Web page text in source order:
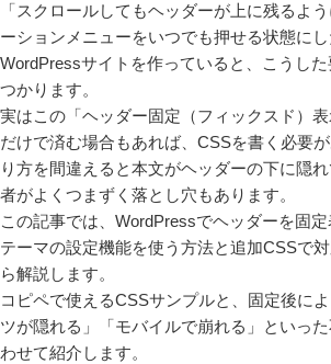
「スクロールしてもヘッダーが上に残るよ
ーションメニューをいつでも押せる状態に
WordPressサイトを作っていると、こうし
つかります。
実はこの「ヘッダー固定（フィックスド）
だけで済む場合もあれば、CSSを書く必要
り方を間違えると本文がヘッダーの下に隠
者がよくつまずく落とし穴もあります。
この記事では、WordPressでヘッダーを固定
テーマの設定機能を使う方法と追加CSSで
ら解説します。
コピペで使えるCSSサンプルと、固定後に
ツが隠れる」「モバイルで崩れる」といっ
わせて紹介します。